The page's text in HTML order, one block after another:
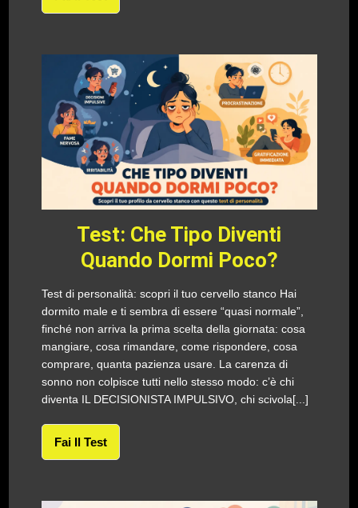
Test: Che Tipo Diventi
Quando Dormi Poco?
Test di personalità: scopri il tuo cervello stanco Hai
dormito male e ti sembra di essere “quasi normale”,
finché non arriva la prima scelta della giornata: cosa
mangiare, cosa rimandare, come rispondere, cosa
comprare, quanta pazienza usare. La carenza di
sonno non colpisce tutti nello stesso modo: c’è chi
diventa IL DECISIONISTA IMPULSIVO, chi scivola[...]
Fai Il Test